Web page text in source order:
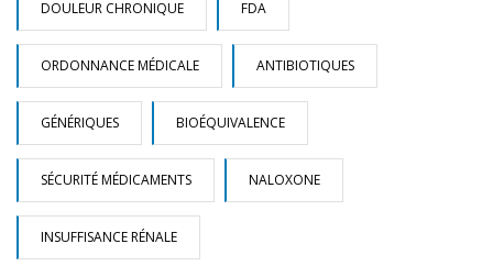
DOULEUR CHRONIQUE FDA
ORDONNANCE MÉDICALE ANTIBIOTIQUES
GÉNÉRIQUES BIOÉQUIVALENCE
SÉCURITÉ MÉDICAMENTS NALOXONE
INSUFFISANCE RÉNALE